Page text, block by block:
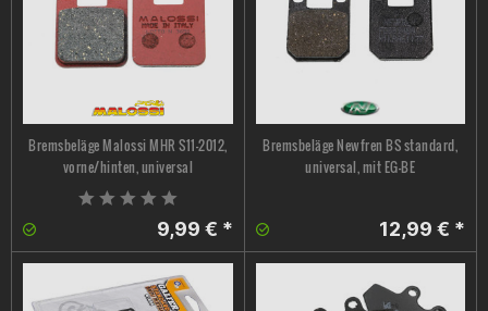
Bremsbeläge Malossi MHR S11-2012,
vorne/hinten, universal
9,99 € *
Bremsbeläge Newfren BS standard,
universal, mit EG-BE
12,99 € *